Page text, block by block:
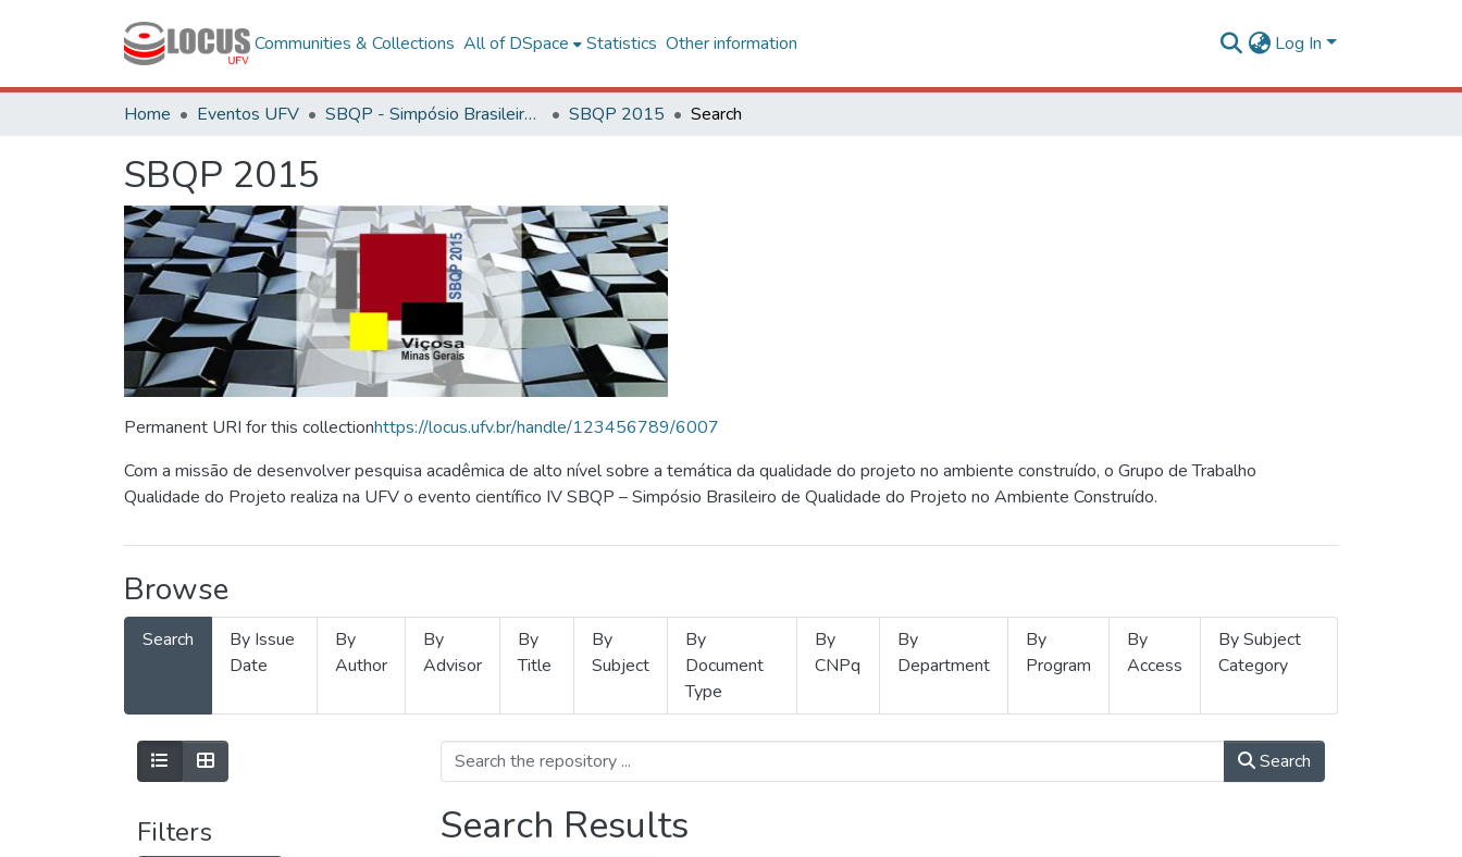
Communities & Collections All of DSpace Statistics Other information Log In
Home Eventos UFV SBQP - Simpósio Brasileiro de Qualidade do Projeto no Ambiente Construído SBQP 2015 Search
SBQP 2015
Permanent URI for this collectionhttps://locus.ufv.br/handle/123456789/6007
Com a missão de desenvolver pesquisa acadêmica de alto nível sobre a temática da qualidade do projeto no ambiente construído, o Grupo de Trabalho
Qualidade do Projeto realiza na UFV o evento científico IV SBQP – Simpósio Brasileiro de Qualidade do Projeto no Ambiente Construído.
Browse
Search
By Issue
Date
By
Author
By
Advisor
By
Title
By
Subject
By
Document
Type
By
CNPq
By
Department
By
Program
By
Access
By Subject
Category
Filters
Search
Search Results